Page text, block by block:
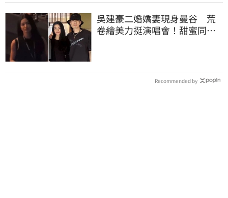
吳建豪二婚嬌妻現身曼谷 荒
卷繪美力挺演唱會！甜蜜同框
Recommended by